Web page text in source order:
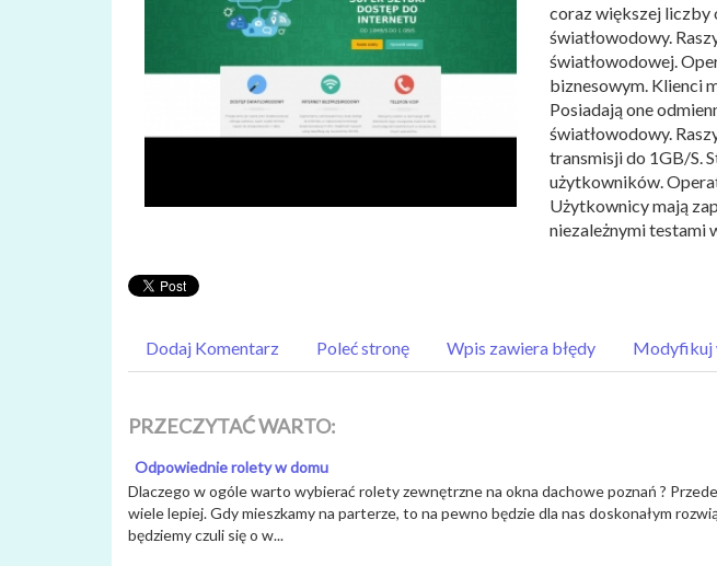
coraz większej liczby
światłowodowy.
światłowodowej.
biznesowym. Klienci
Posiadają one
światłowodowy.
transmisji do 1GB/S.
użytkowników.
Użytkownicy mają
niezależnymi testami
Dodaj Komentarz Poleć stronę Wpis zawiera błędy Modyfikuj
PRZECZYTAĆ WARTO:
Odpowiednie rolety w domu
Dlaczego w ogóle warto wybierać rolety zewnętrzne na okna dachowe poznań ?
wiele lepiej. Gdy mieszkamy na parterze, to na pewno będzie dla nas doskonałym
będziemy czuli się o w...